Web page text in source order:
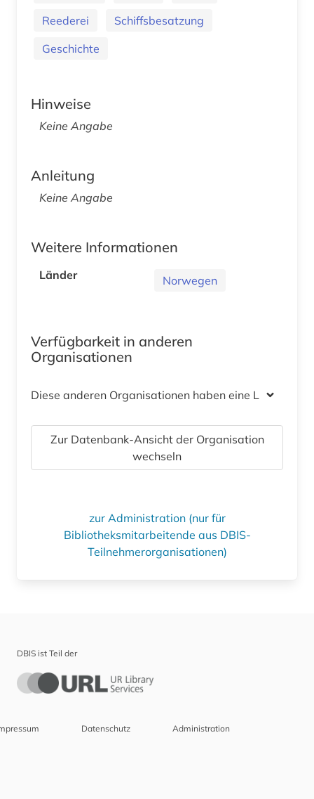
Reederei
Schiffsbesatzung
Geschichte
Hinweise
Keine Angabe
Anleitung
Keine Angabe
Weitere Informationen
Länder Norwegen
Verfügbarkeit in anderen
Organisationen
Diese anderen Organisationen haben eine Lizenz
Zur Datenbank-Ansicht der Organisation
wechseln
zur Administration (nur für
Bibliotheksmitarbeitende aus DBIS-
Teilnehmerorganisationen)
DBIS ist Teil der
Datenschutz Administration